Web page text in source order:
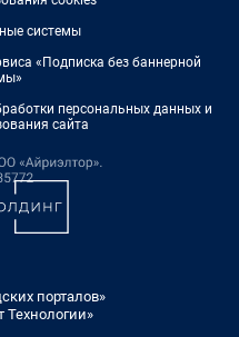
системы
«Подписка без баннерной
персональных данных и
сайта
порталов»